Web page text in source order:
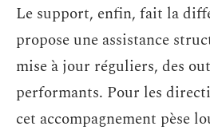
Le support, enfin, fait la
propose une assistance
mise à jour réguliers, des
performants. Pour les
cet accompagnement pèse